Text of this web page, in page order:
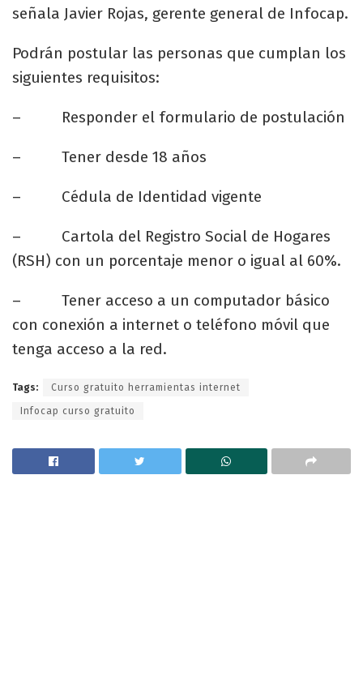
señala Javier Rojas, gerente general de Infocap.
Podrán postular las personas que cumplan los
siguientes requisitos:
– Responder el formulario de postulación
– Tener desde 18 años
– Cédula de Identidad vigente
– Cartola del Registro Social de Hogares
(RSH) con un porcentaje menor o igual al 60%.
– Tener acceso a un computador básico
con conexión a internet o teléfono móvil que
tenga acceso a la red.
Tags: Curso gratuito herramientas internet
Infocap curso gratuito